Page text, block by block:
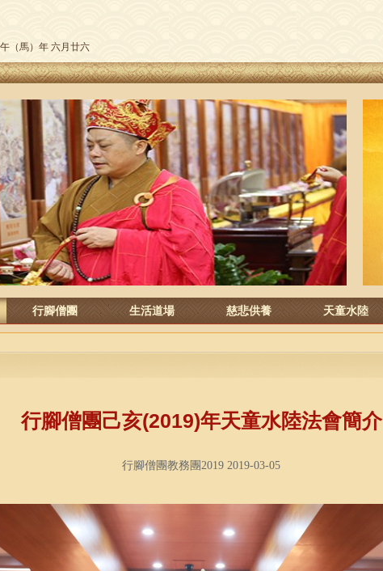
（馬）年 六月廿六
行腳僧團 生活道場 慈悲供養 天童水陸
行腳僧團己亥(2019)年天童水陸法會簡介
行腳僧團教務團2019 2019-03-05